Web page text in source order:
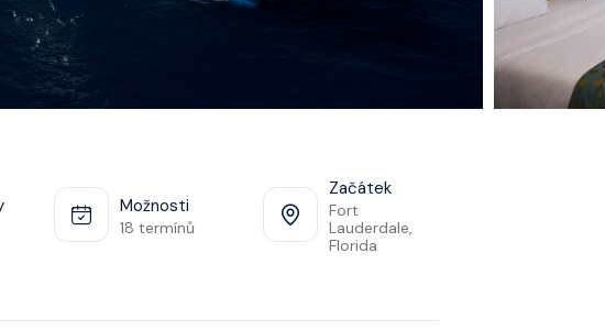
Možnosti
18 termínů
Začátek
Fort
Lauderdale,
Florida